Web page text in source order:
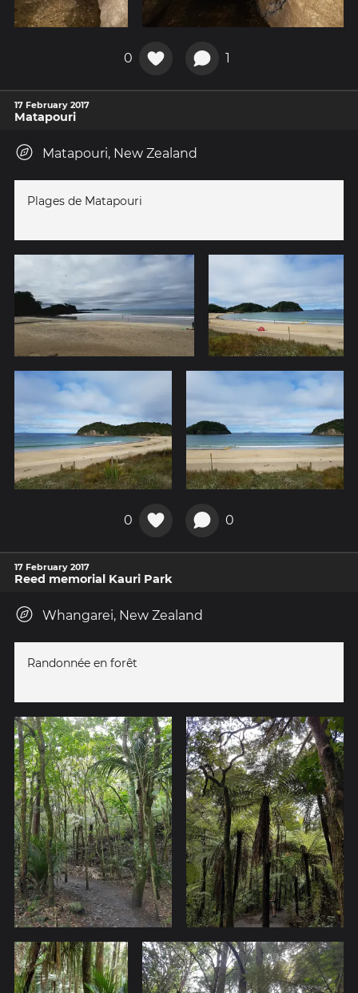
0 1
17 February 2017
Matapouri
Matapouri, New Zealand
Plages de Matapouri
0 0
17 February 2017
Reed memorial Kauri Park
Whangarei, New Zealand
Randonnée en forêt